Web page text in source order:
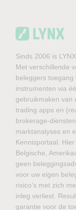
Sinds 2006 is
Met verschillende
beleggers
instrumenten via
gebruikmaken van
trading apps en
brokerage-
marktanalyses en
Kennisportaal.
Belgische,
geen
voor uw eigen
risico’s met zich
inleg verliest.
garantie voor de